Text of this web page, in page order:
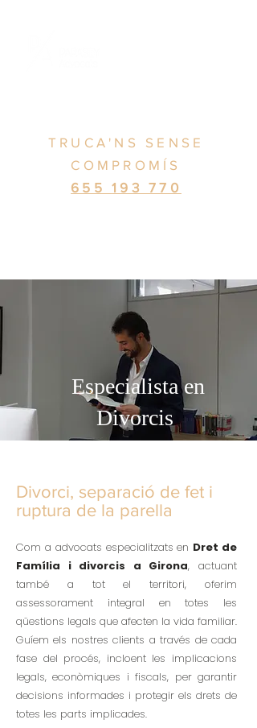
TRUCA'NS SENSE
COMPROMÍS
655193 770
Especialista en
Divorcis
Divorci, separació de fet i
ruptura de la parella
Com a advocats especialitzats en Dret de
Família i divorcis a Girona, actuant
també a tot el territori, oferim
assessorament integral en totes les
qüestions legals que afecten la vida familiar.
Guíem els nostres clients a través de cada
fase del procés, incloent les implicacions
legals, econòmiques i fiscals, per garantir
decisions informades i protegir els drets de
totes les parts implicades.